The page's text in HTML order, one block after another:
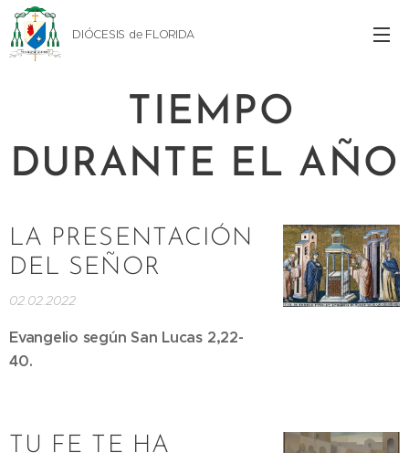
DIÓCESIS de FLORIDA
TIEMPO
DURANTE EL AÑO
LA PRESENTACIÓN
DEL SEÑOR
02.02.2022
Evangelio según San Lucas 2,22-
40.
TU FE TE HA